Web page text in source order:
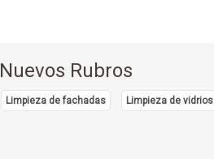
Nuevos Rubros
Limpieza de fachadas Limpieza de vidrios